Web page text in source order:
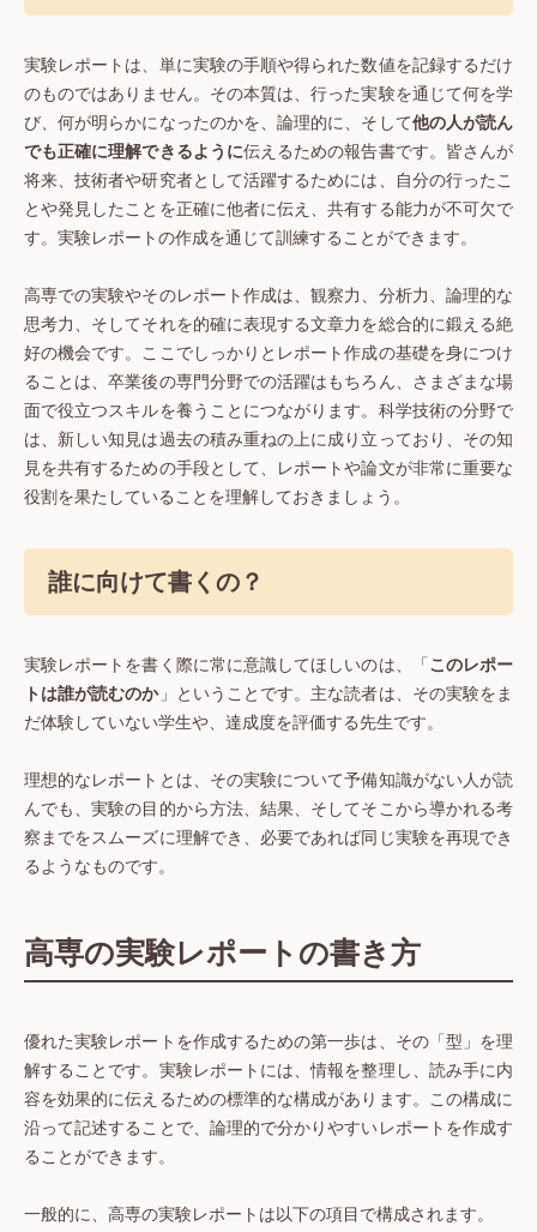
実験レポートは、単に実験の手順や得られた数値を記録するだけ
のものではありません。その本質は、行った実験を通じて何を学
び、何が明らかになったのかを、論理的に、そして他の人が読ん
でも正確に理解できるように伝えるための報告書です。皆さんが
将来、技術者や研究者として活躍するためには、自分の行ったこ
とや発見したことを正確に他者に伝え、共有する能力が不可欠で
す。実験レポートの作成を通じて訓練することができます。
高専での実験やそのレポート作成は、観察力、分析力、論理的な
思考力、そしてそれを的確に表現する文章力を総合的に鍛える絶
好の機会です。ここでしっかりとレポート作成の基礎を身につけ
ることは、卒業後の専門分野での活躍はもちろん、さまざまな場
面で役立つスキルを養うことにつながります。科学技術の分野で
は、新しい知見は過去の積み重ねの上に成り立っており、その知
見を共有するための手段として、レポートや論文が非常に重要な
役割を果たしていることを理解しておきましょう。
誰に向けて書くの？
実験レポートを書く際に常に意識してほしいのは、「このレポー
トは誰が読むのか」ということです。主な読者は、その実験をま
だ体験していない学生や、達成度を評価する先生です。
理想的なレポートとは、その実験について予備知識がない人が読
んでも、実験の目的から方法、結果、そしてそこから導かれる考
察までをスムーズに理解でき、必要であれば同じ実験を再現でき
るようなものです。
高専の実験レポートの書き方
優れた実験レポートを作成するための第一歩は、その「型」を理
解することです。実験レポートには、情報を整理し、読み手に内
容を効果的に伝えるための標準的な構成があります。この構成に
沿って記述することで、論理的で分かりやすいレポートを作成す
ることができます。
一般的に、高専の実験レポートは以下の項目で構成されます。